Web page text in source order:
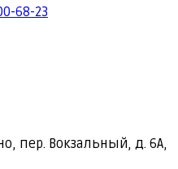
68-23
пер. Вокзальный, д. 6А,